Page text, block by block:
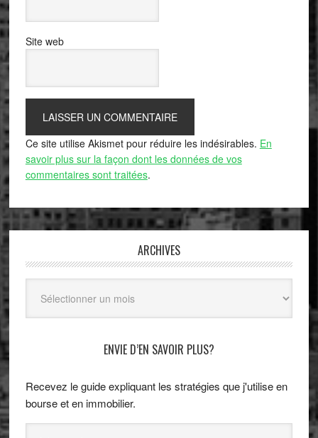
Site web
Ce site utilise Akismet pour réduire les indésirables. En
savoir plus sur la façon dont les données de vos
commentaires sont traitées.
ARCHIVES
ENVIE D’EN SAVOIR PLUS?
Recevez le guide expliquant les stratégies que j'utilise en
bourse et en immobilier.